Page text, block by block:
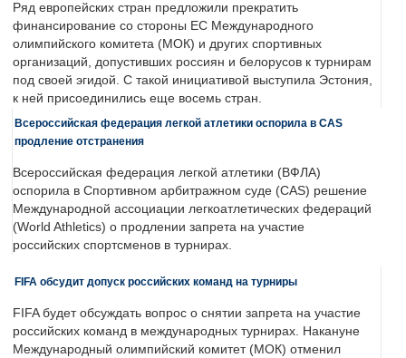
Ряд европейских стран предложили прекратить
финансирование со стороны ЕС Международного
олимпийского комитета (МОК) и других спортивных
организаций, допустивших россиян и белорусов к турнирам
под своей эгидой. С такой инициативой выступила Эстония,
к ней присоединились еще восемь стран.
Всероссийская федерация легкой атлетики оспорила в CAS
продление отстранения
Всероссийская федерация легкой атлетики (ВФЛА)
оспорила в Спортивном арбитражном суде (CAS) решение
Международной ассоциации легкоатлетических федераций
(World Athletics) о продлении запрета на участие
российских спортсменов в турнирах.
FIFA обсудит допуск российских команд на турниры
FIFA будет обсуждать вопрос о снятии запрета на участие
российских команд в международных турнирах. Накануне
Международный олимпийский комитет (МОК) отменил